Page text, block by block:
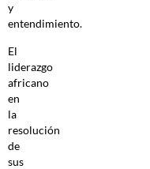
y
entendimiento.
El
liderazgo
africano
en
la
resolución
de
sus